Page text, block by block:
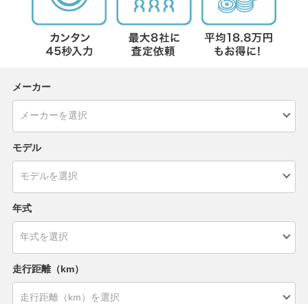
メーカー
モデル
年式
走行距離（km）